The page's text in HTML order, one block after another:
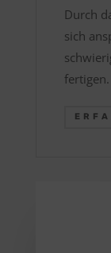
Durch
sich
fertigen.